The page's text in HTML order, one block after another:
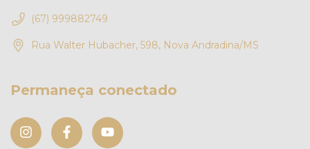
(67) 999882749
Rua Walter Hubacher, 598, Nova Andradina/MS
Permaneça conectado